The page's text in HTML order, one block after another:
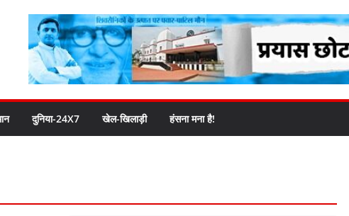
दुनिया-24X7 खेल-खिलाड़ी हंसना मना है!